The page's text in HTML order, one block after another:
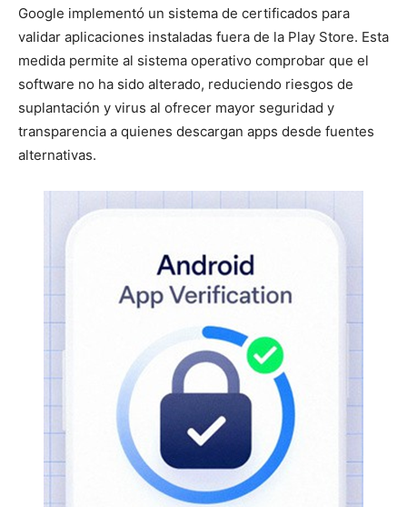
Google implementó un sistema de certificados para
validar aplicaciones instaladas fuera de la Play Store. Esta
medida permite al sistema operativo comprobar que el
software no ha sido alterado, reduciendo riesgos de
suplantación y virus al ofrecer mayor seguridad y
transparencia a quienes descargan apps desde fuentes
alternativas.